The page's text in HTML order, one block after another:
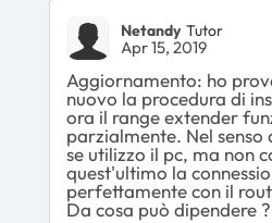
Netandy Tutor
Apr 15, 2019
Aggiornamento: ho
nuovo la procedura di
ora il range extender
parzialmente. Nel senso
se utilizzo il pc, ma non
quest'ultimo la
perfettamente con il
Da cosa può dipendere ?